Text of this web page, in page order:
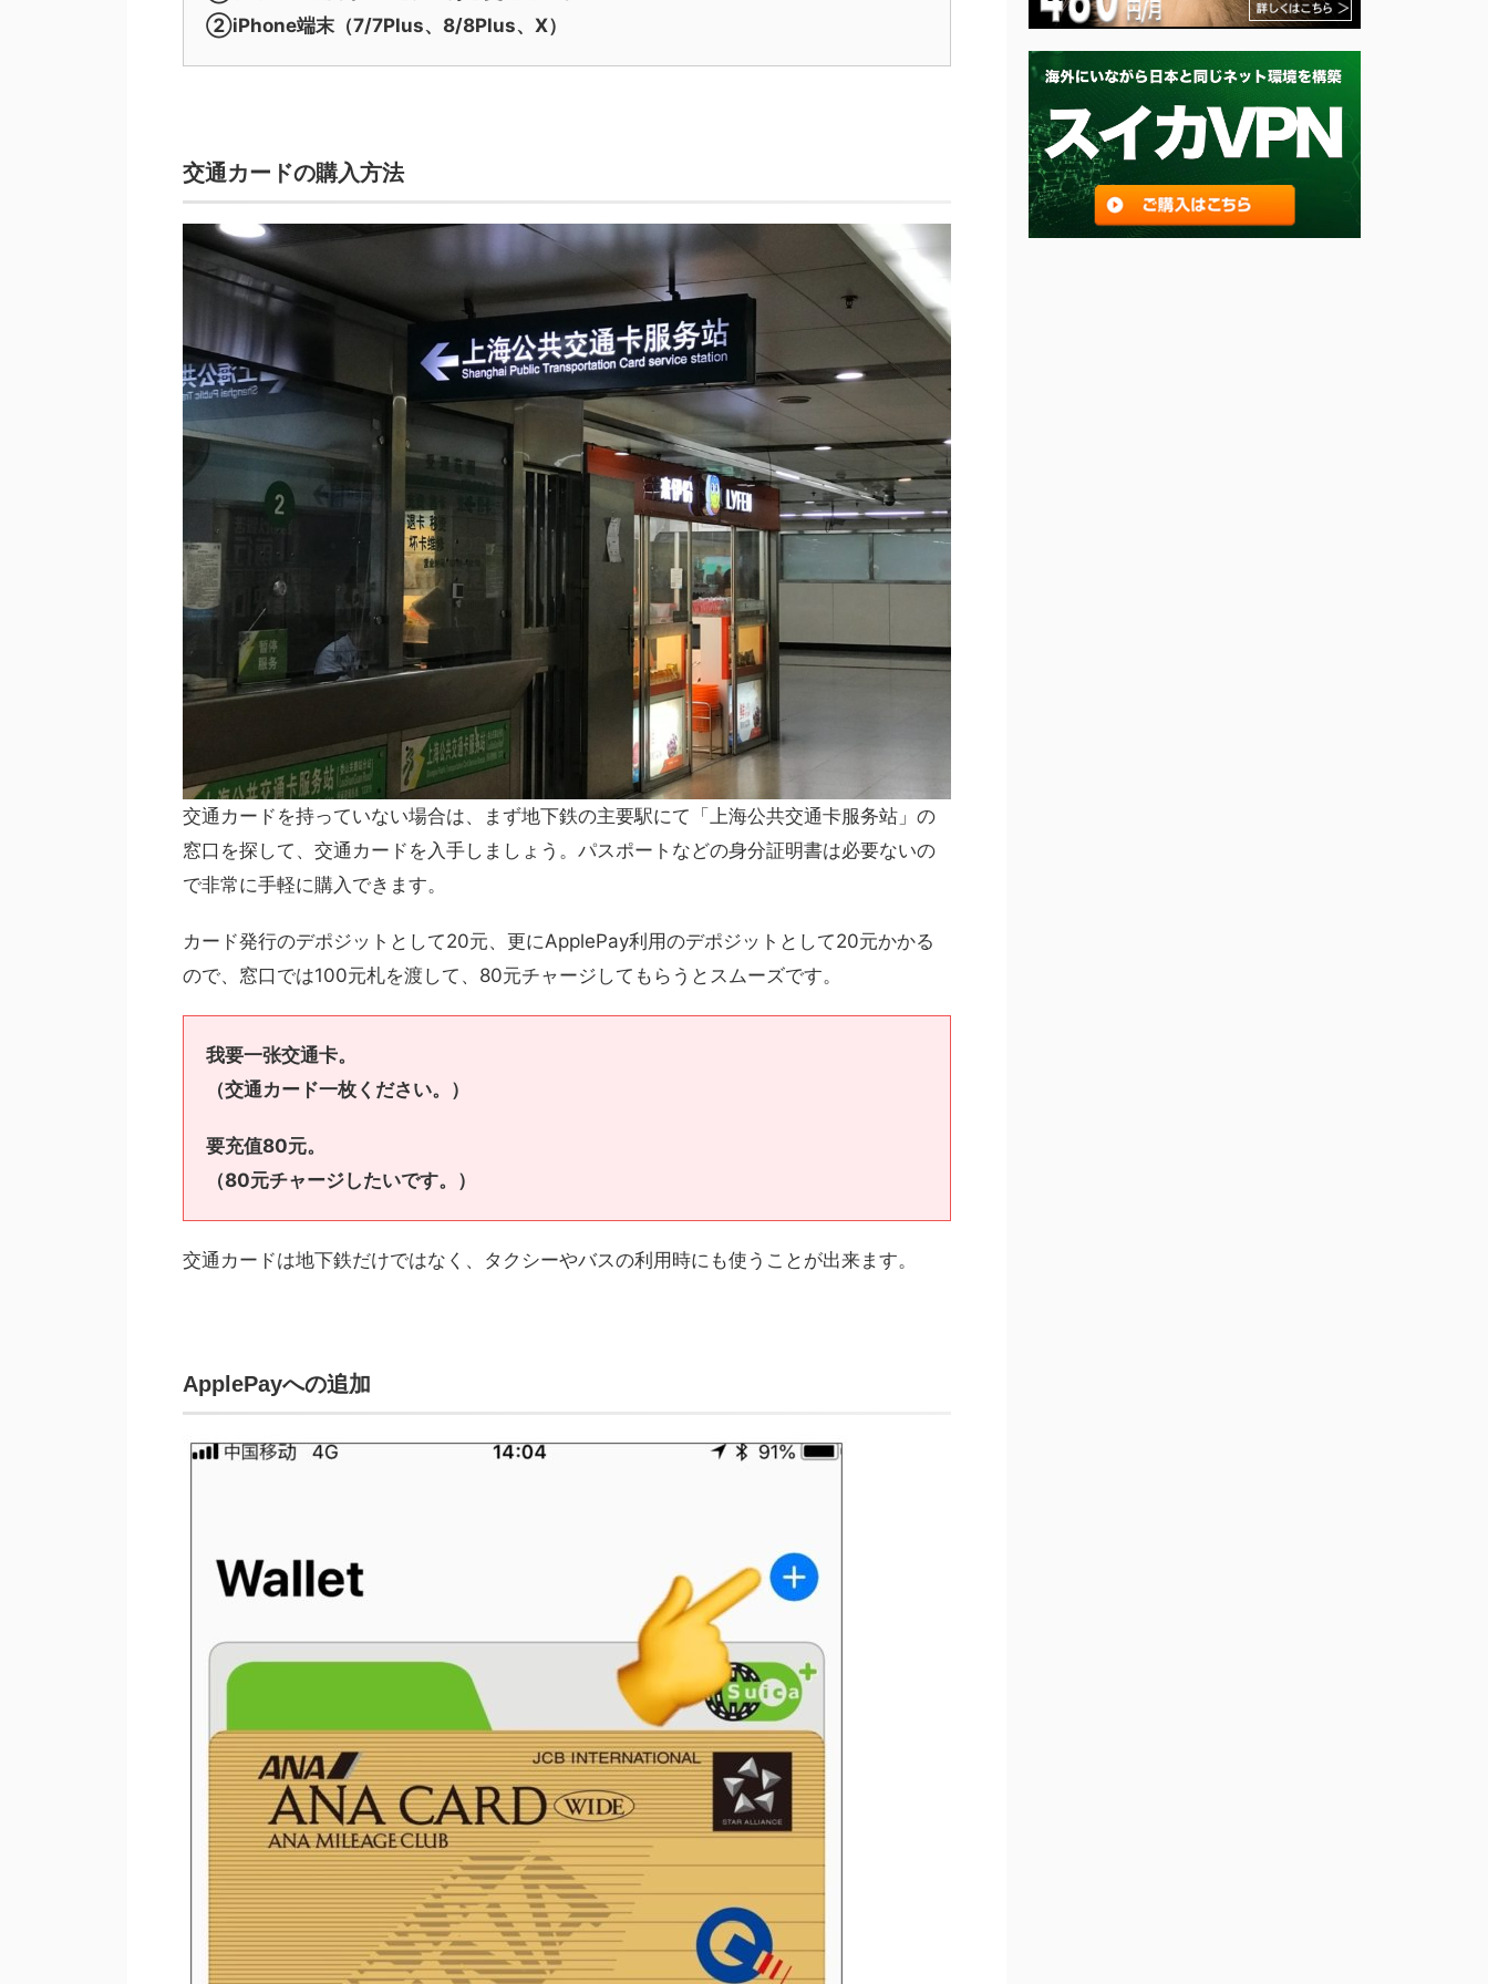
②iPhone端末（7/7Plus、8/8Plus、X）
交通カードの購入方法
交通カードを持っていない場合は、まず地下鉄の主要駅にて「上海公共交通卡服务站」の
窓口を探して、交通カードを入手しましょう。パスポートなどの身分証明書は必要ないの
で非常に手軽に購入できます。
カード発行のデポジットとして20元、更にApplePay利用のデポジットとして20元かかる
ので、窓口では100元札を渡して、80元チャージしてもらうとスムーズです。
我要一张交通卡。
（交通カード一枚ください。）
要充值80元。
（80元チャージしたいです。）
交通カードは地下鉄だけではなく、タクシーやバスの利用時にも使うことが出来ます。
ApplePayへの追加